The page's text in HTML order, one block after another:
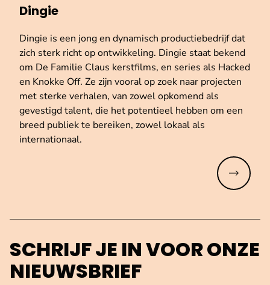
Dingie
Dingie is een jong en dynamisch productiebedrijf dat
zich sterk richt op ontwikkeling. Dingie staat bekend
om De Familie Claus kerstfilms, en series als Hacked
en Knokke Off. Ze zijn vooral op zoek naar projecten
met sterke verhalen, van zowel opkomend als
gevestigd talent, die het potentieel hebben om een
breed publiek te bereiken, zowel lokaal als
internationaal.
Meer
SCHRIJF JE IN VOOR ONZE
NIEUWSBRIEF